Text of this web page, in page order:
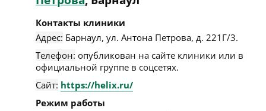
Контакты клиники
Адрес: Барнаул, ул. Антона Петрова, д. 221Г/3.
Телефон: опубликован на сайте клиники или в
официальной группе в соцсетях.
Сайт: https://helix.ru/
Режим работы